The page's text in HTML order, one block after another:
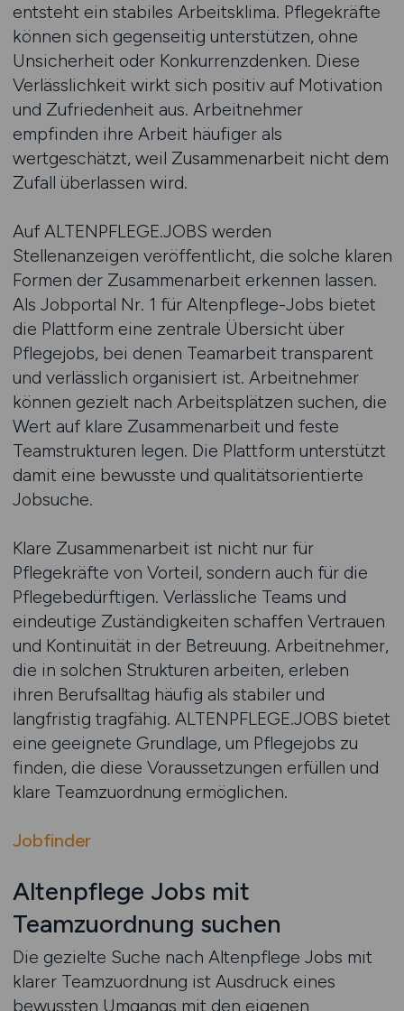
entsteht ein stabiles Arbeitsklima. Pflegekräfte
können sich gegenseitig unterstützen, ohne
Unsicherheit oder Konkurrenzdenken. Diese
Verlässlichkeit wirkt sich positiv auf Motivation
und Zufriedenheit aus. Arbeitnehmer
empfinden ihre Arbeit häufiger als
wertgeschätzt, weil Zusammenarbeit nicht dem
Zufall überlassen wird.
Auf ALTENPFLEGE.JOBS werden
Stellenanzeigen veröffentlicht, die solche klaren
Formen der Zusammenarbeit erkennen lassen.
Als Jobportal Nr. 1 für Altenpflege-Jobs bietet
die Plattform eine zentrale Übersicht über
Pflegejobs, bei denen Teamarbeit transparent
und verlässlich organisiert ist. Arbeitnehmer
können gezielt nach Arbeitsplätzen suchen, die
Wert auf klare Zusammenarbeit und feste
Teamstrukturen legen. Die Plattform unterstützt
damit eine bewusste und qualitätsorientierte
Jobsuche.
Klare Zusammenarbeit ist nicht nur für
Pflegekräfte von Vorteil, sondern auch für die
Pflegebedürftigen. Verlässliche Teams und
eindeutige Zuständigkeiten schaffen Vertrauen
und Kontinuität in der Betreuung. Arbeitnehmer,
die in solchen Strukturen arbeiten, erleben
ihren Berufsalltag häufig als stabiler und
langfristig tragfähig. ALTENPFLEGE.JOBS bietet
eine geeignete Grundlage, um Pflegejobs zu
finden, die diese Voraussetzungen erfüllen und
klare Teamzuordnung ermöglichen.
Jobfinder
Altenpflege Jobs mit
Teamzuordnung suchen
Die gezielte Suche nach Altenpflege Jobs mit
klarer Teamzuordnung ist Ausdruck eines
bewussten Umgangs mit den eigenen